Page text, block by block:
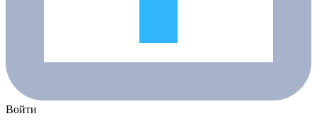
Войти